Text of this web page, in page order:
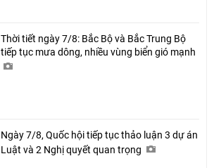
Thời tiết ngày 7/8: Bắc Bộ và Bắc Trung Bộ
tiếp tục mưa dông, nhiều vùng biển gió mạnh
Ngày 7/8, Quốc hội tiếp tục thảo luận 3 dự án
Luật và 2 Nghị quyết quan trọng